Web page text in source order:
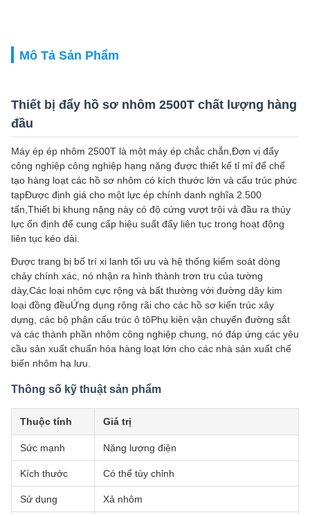
Mô Tả Sản Phẩm
Thiết bị đẩy hồ sơ nhôm 2500T chất lượng hàng
đầu
Máy ép ép nhôm 2500T là một máy ép chắc chắn,Đơn vị đẩy
công nghiệp công nghiệp hạng nặng được thiết kế tỉ mỉ để chế
tạo hàng loạt các hồ sơ nhôm có kích thước lớn và cấu trúc phức
tạpĐược định giá cho một lực ép chính danh nghĩa 2.500
tấn,Thiết bị khung nặng này có độ cứng vượt trội và đầu ra thủy
lực ổn định để cung cấp hiệu suất đẩy liên tục trong hoạt động
liên tục kéo dài.
Được trang bị bố trí xi lanh tối ưu và hệ thống kiểm soát dòng
chảy chính xác, nó nhận ra hình thành trơn tru của tường
dày,Các loại nhôm cực rộng và bất thường với đường dây kim
loại đồng đềuỨng dụng rộng rãi cho các hồ sơ kiến trúc xây
dựng, các bộ phận cấu trúc ô tôPhụ kiện vận chuyển đường sắt
và các thành phần nhôm công nghiệp chung, nó đáp ứng các yêu
cầu sản xuất chuẩn hóa hàng loạt lớn cho các nhà sản xuất chế
biến nhôm hạ lưu.
Thông số kỹ thuật sản phẩm
Thuộc tính Giá trị
Sức mạnh Năng lượng điện
Kích thước Có thể tùy chỉnh
Sử dụng Xả nhôm